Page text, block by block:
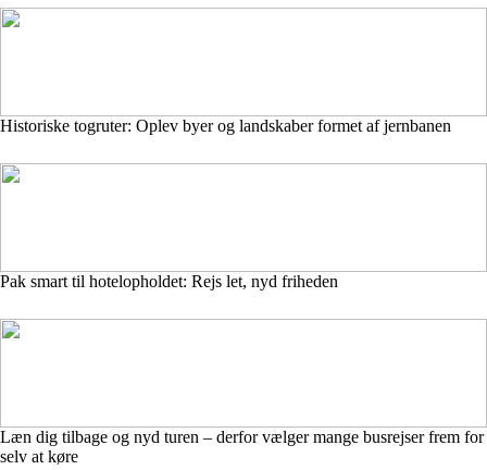
Historiske togruter: Oplev byer og landskaber formet af jernbanen
Pak smart til hotelopholdet: Rejs let, nyd friheden
Læn dig tilbage og nyd turen – derfor vælger mange busrejser frem for
selv at køre